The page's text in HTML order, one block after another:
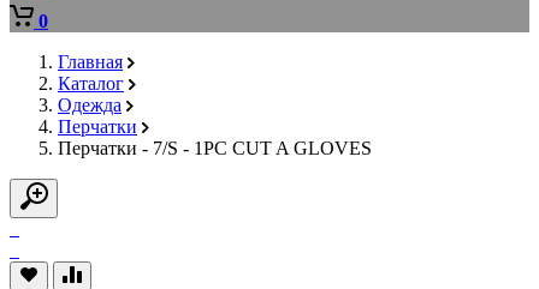
0
Главная
Каталог
Одежда
Перчатки
Перчатки - 7/S - 1PC CUT A GLOVES